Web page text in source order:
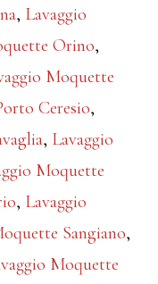
, Lavaggio
Orino,
Moquette
Ceresio,
, Lavaggio
Moquette
, Lavaggio
Sangiano,
Moquette